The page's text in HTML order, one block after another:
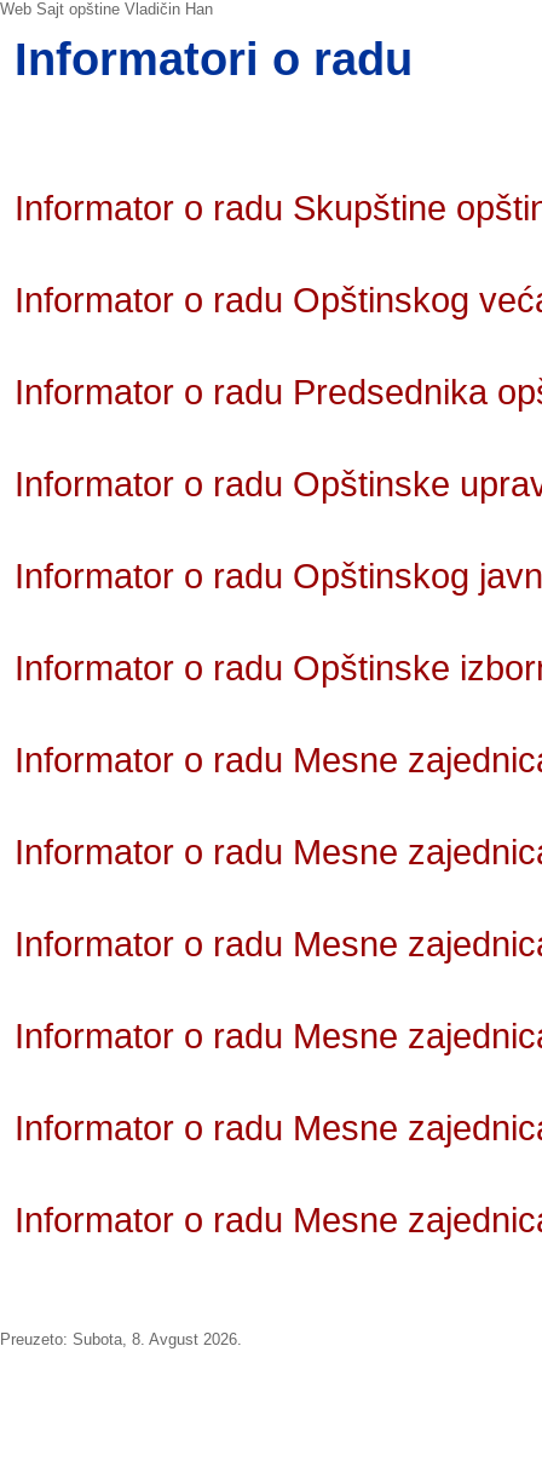
Web Sajt opštine Vladičin Han
Informatori o radu
Informator o radu Skupštine
Informator o radu Opštinskog
Informator o radu Predsednika
Informator o radu Opštinske
Informator o radu Opštinskog
Informator o radu Opštinske
Informator o radu Mesne
Informator o radu Mesne
Informator o radu Mesne
Informator o radu Mesne
Informator o radu Mesne
Informator o radu Mesne
Preuzeto: Subota, 8. Avgust 2026.